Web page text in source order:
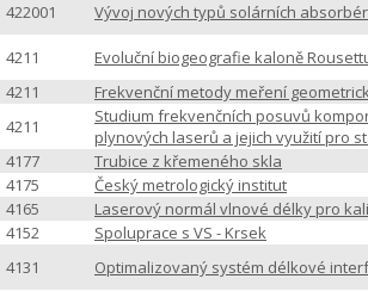
422001
Vývoj nových typů solárních
4211
Evoluční biogeografie kaloně
4211
Frekvenční metody meření
4211
Studium frekvenčních posuvů
plynových laserů a jejich využití pro
4177
Trubice z křemeného skla
4175
Český metrologický institut
4165
Laserový normál vlnové délky pro
4152
Spoluprace s VS - Krsek
4131
Optimalizovaný systém délkové